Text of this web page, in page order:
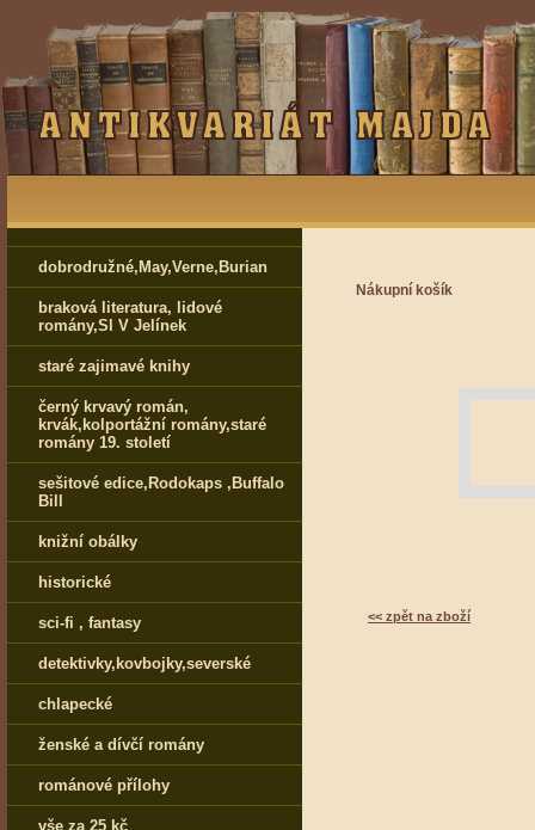
dobrodružné,May,Verne,Burian
braková literatura, lidové
romány,Sl V Jelínek
staré zajimavé knihy
černý krvavý román,
krvák,kolportážní romány,staré
romány 19. století
sešitové edice,Rodokaps ,Buffalo
Bill
knižní obálky
historické
sci-fi , fantasy
detektivky,kovbojky,severské
chlapecké
ženské a dívčí romány
románové přílohy
vše za 25 kč
Nákupní košík
<< zpět na zboží